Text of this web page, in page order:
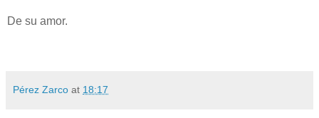
De su amor.
Pérez Zarco at 18:17